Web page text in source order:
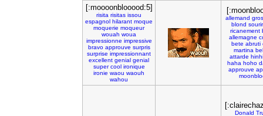
[:moooonblooood:5]
risita risitas issou
espagnol hilarant moque
moquerie moqueur
wouah woua
impressionne impressive
bravo approuve surpris
surprise impressionnant
excellent genial genial
super cool ironique
ironie waou waouh
wahou
allemand gros
blond
ricanement
allemagne
bete abruti
martina
attarde
haha hoho
approuve
Donald